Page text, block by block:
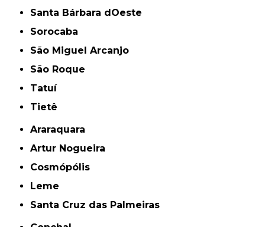
Santa Bárbara dOeste
Sorocaba
São Miguel Arcanjo
São Roque
Tatuí
Tietê
Araraquara
Artur Nogueira
Cosmópólis
Leme
Santa Cruz das Palmeiras